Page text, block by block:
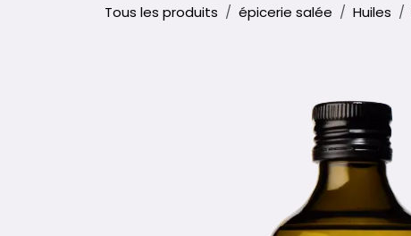
Tous les produits épicerie salée Huiles